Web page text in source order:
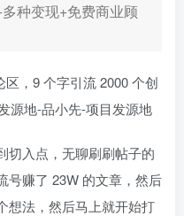
种变现+免费商业顾
切入点，无聊刷刷帖子的
号赚了 23W 的文章，然后
想法，然后马上就开始打